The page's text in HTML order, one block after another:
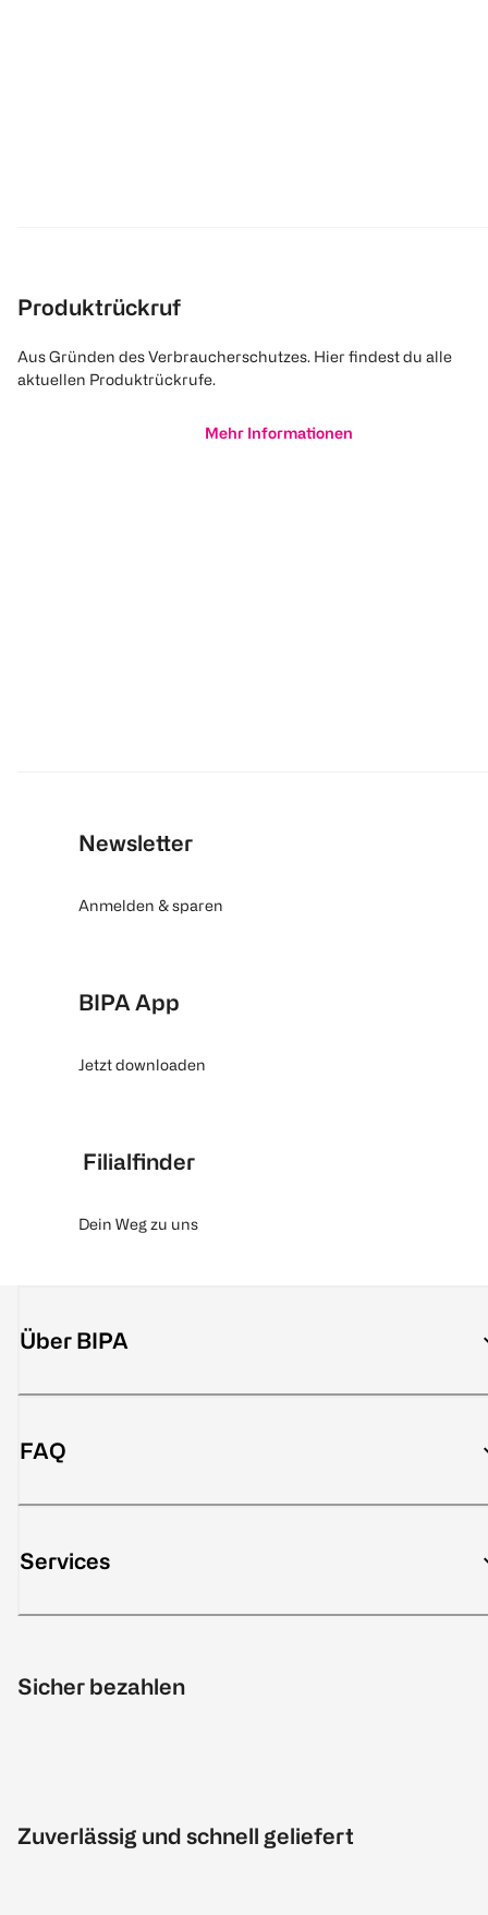
Produktrückruf
Aus Gründen des Verbraucherschutzes. Hier findest du alle
aktuellen Produktrückrufe.
Mehr Informationen
Newsletter
Anmelden & sparen
BIPA App
Jetzt downloaden
Filialfinder
Dein Weg zu uns
Über BIPA
FAQ
Services
Sicher bezahlen
Zuverlässig und schnell geliefert